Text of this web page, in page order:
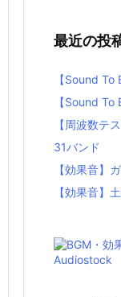
最近の投
【Sound
【Sound
【周波数テ
31バンド
【効果音】
【効果音】